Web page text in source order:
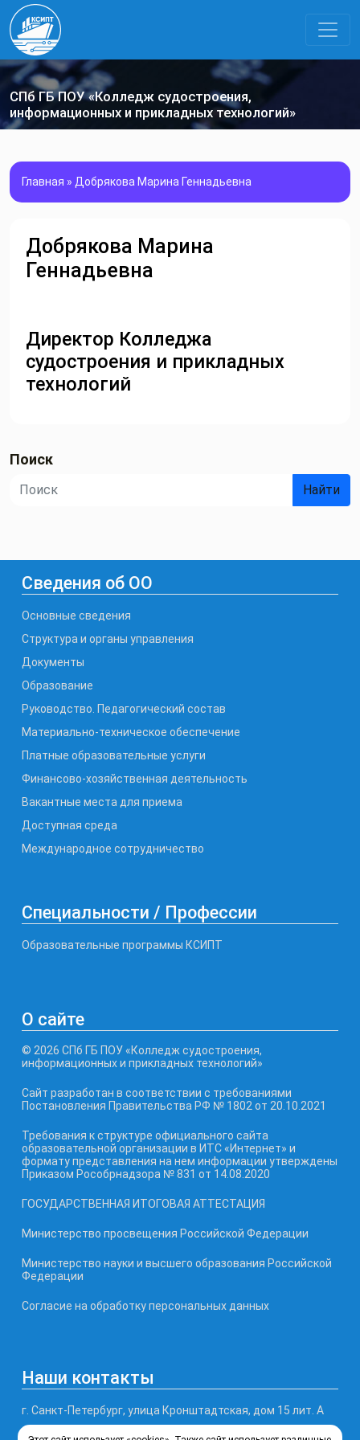
СПб ГБ ПОУ «Колледж судостроения,
информационных и прикладных технологий»
Главная » Добрякова Марина Геннадьевна
Добрякова Марина
Геннадьевна
Директор Колледжа
судостроения и прикладных
технологий
Поиск
Найти
Сведения об ОО
Основные сведения
Структура и органы управления
Документы
Образование
Руководство. Педагогический состав
Материально-техническое обеспечение
Платные образовательные услуги
Финансово-хозяйственная деятельность
Вакантные места для приема
Доступная среда
Международное сотрудничество
Специальности / Профессии
Образовательные программы КСИПТ
О сайте
© 2026 СПб ГБ ПОУ «Колледж судостроения,
информационных и прикладных технологий»
Сайт разработан в соответствии с требованиями
Постановления Правительства РФ № 1802 от 20.10.2021
Требования к структуре официального сайта
образовательной организации в ИТС «Интернет» и
формату представления на нем информации утверждены
Приказом Рособрнадзора № 831 от 14.08.2020
ГОСУДАРСТВЕННАЯ ИТОГОВАЯ АТТЕСТАЦИЯ
Министерство просвещения Российской Федерации
Министерство науки и высшего образования Российской
Федерации
Согласие на обработку персональных данных
Наши контакты
г. Санкт-Петербург, улица Кронштадтская, дом 15 лит. А